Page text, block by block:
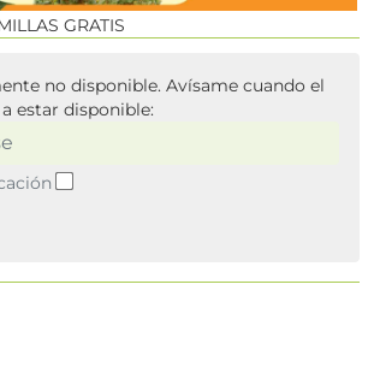
GRATIS
no disponible. Avísame cuando el
estar disponible: